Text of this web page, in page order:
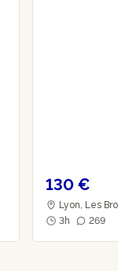
130 €
Lyon, Les
3h
269